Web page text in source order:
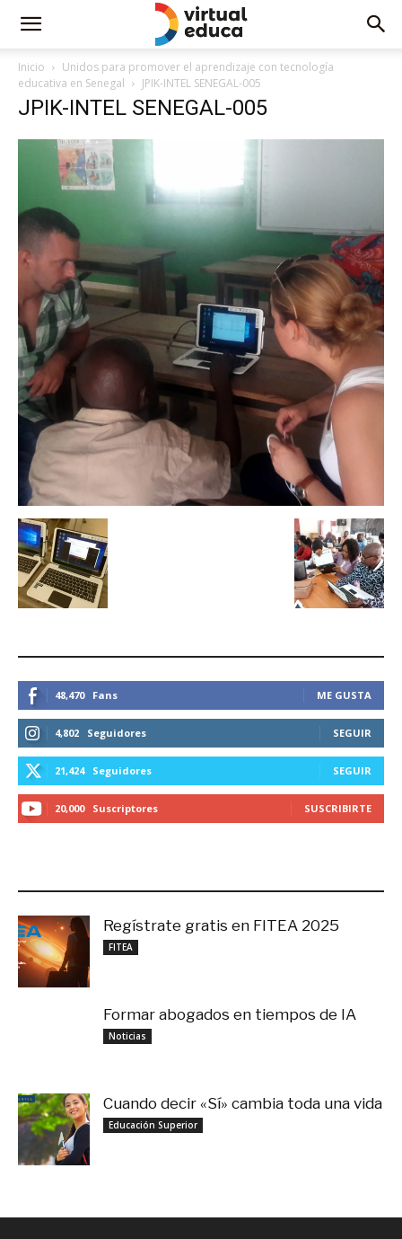
Inicio
Unidos para promover el aprendizaje con tecnología
educativa en Senegal
JPIK-INTEL SENEGAL-005
JPIK-INTEL SENEGAL-005
48,470 Fans ME GUSTA
4,802 Seguidores SEGUIR
21,424 Seguidores SEGUIR
20,000 Suscriptores SUSCRIBIRTE
Regístrate gratis en FITEA 2025
FITEA
Formar abogados en tiempos de IA
Noticias
Cuando decir «Sí» cambia toda una vida
Educación Superior